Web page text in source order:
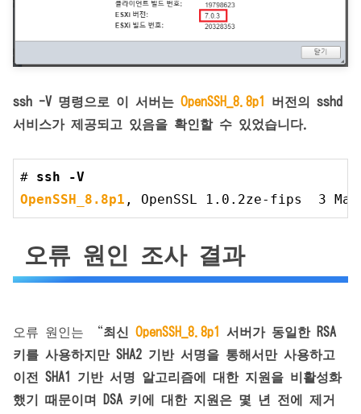
ssh -V 명령으로 이 서버는 OpenSSH_8.8p1
버전의 sshd
서비스가 제공되고 있음을 확인할 수 있었습니다.
# ssh -V
OpenSSH_8 .8p1 , OpenSSL 1.0 .2ze-fips 3
오류 원인 조사 결과
오류 원인는 “최신 OpenSSH_8.8p1
서버가 동일한 RSA
키를 사용하지만 SHA2 기반 서명을 통해서만 사용하고
이전 SHA1 기반 서명 알고리즘에 대한 지원을 비활성화
했기 때문이며 DSA 키에 대한 지원은 몇 년 전에 제거